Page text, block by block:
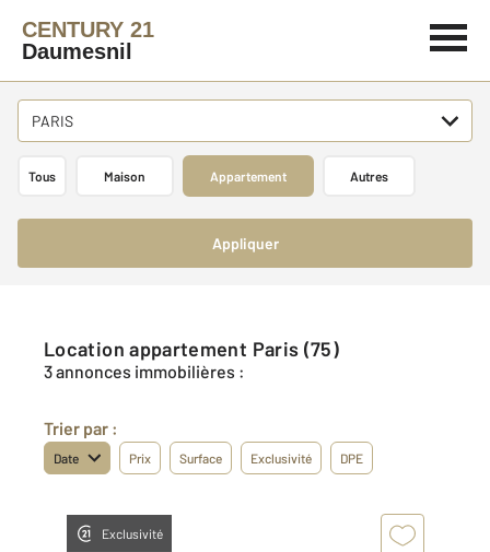
CENTURY 21
Daumesnil
PARIS
Tous Maison Appartement Autres
Appliquer
Location appartement Paris (75)
3 annonces immobilières :
Trier par :
Date Prix Surface Exclusivité DPE
Exclusivité